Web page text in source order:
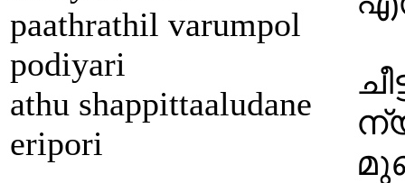
paathrathil varumpol
podiyari
athu shappittaaludane
eripori